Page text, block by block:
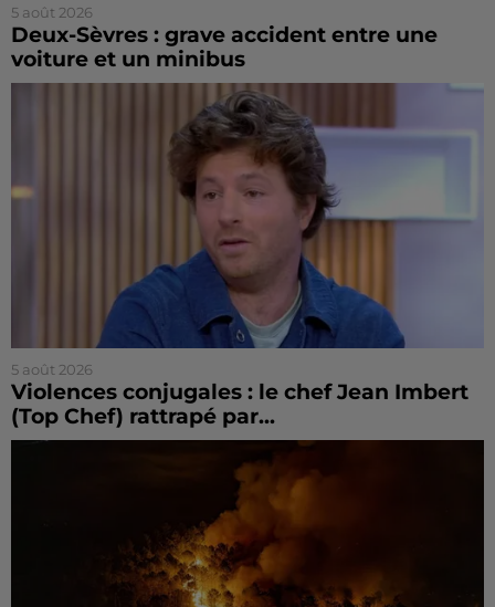
5 août 2026
Deux-Sèvres : grave accident entre une
voiture et un minibus
5 août 2026
Violences conjugales : le chef Jean Imbert
(Top Chef) rattrapé par...